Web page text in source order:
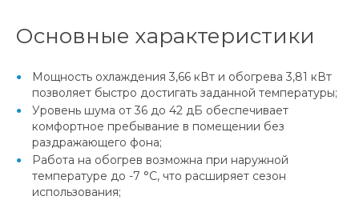
Основные характеристики
Мощность охлаждения 3,66 кВт и обогрева 3,81 кВт
позволяет быстро достигать заданной температуры;
Уровень шума от 36 до 42 дБ обеспечивает
комфортное пребывание в помещении без
раздражающего фона;
Работа на обогрев возможна при наружной
температуре до -7 °C, что расширяет сезон
использования;